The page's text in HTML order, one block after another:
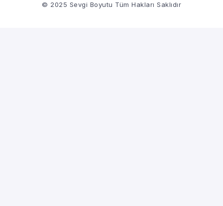
© 2025 Sevgi Boyutu Tüm Hakları Saklıdır